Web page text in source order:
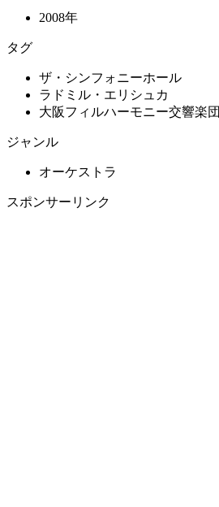
2008年
タグ
ザ・シンフォニーホール
ラドミル・エリシュカ
大阪フィルハーモニー交響楽団
ジャンル
オーケストラ
スポンサーリンク